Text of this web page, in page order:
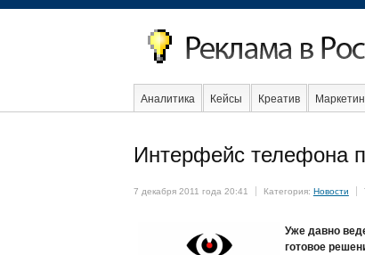
Аналитика Кейсы Креатив
Интерфейс телефона
7 декабря 2011 года 20:41 Категория: Новости
Уже давно
готовое